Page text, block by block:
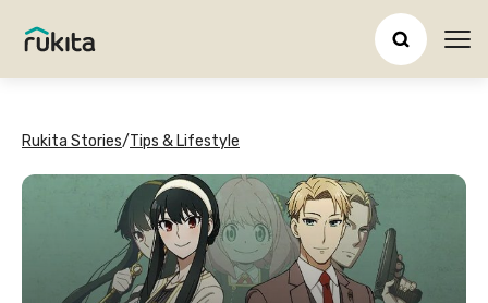
Rukita Stories/Tips & Lifestyle